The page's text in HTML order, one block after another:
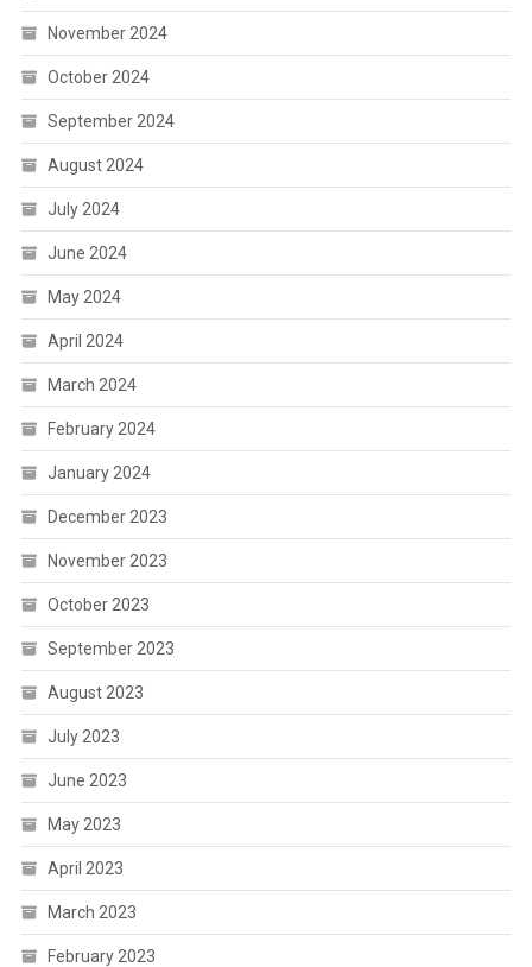
November 2024
October 2024
September 2024
August 2024
July 2024
June 2024
May 2024
April 2024
March 2024
February 2024
January 2024
December 2023
November 2023
October 2023
September 2023
August 2023
July 2023
June 2023
May 2023
April 2023
March 2023
February 2023